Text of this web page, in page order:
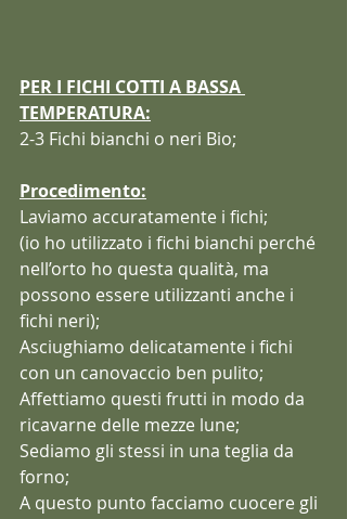
PER I FICHI COTTI A BASSA
TEMPERATURA:
2-3 Fichi bianchi o neri Bio;
Procedimento:
Laviamo accuratamente i fichi;
(io ho utilizzato i fichi bianchi perché
nell’orto ho questa qualità, ma
possono essere utilizzanti anche i
fichi neri);
Asciughiamo delicatamente i fichi
con un canovaccio ben pulito;
Affettiamo questi frutti in modo da
ricavarne delle mezze lune;
Sediamo gli stessi in una teglia da
forno;
A questo punto facciamo cuocere gli